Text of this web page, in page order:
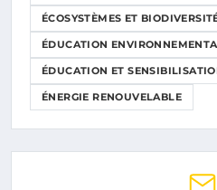
ÉCOSYSTÈMES ET
ÉDUCATION
ÉDUCATION ET
ÉNERGIE RENOUVELABLE